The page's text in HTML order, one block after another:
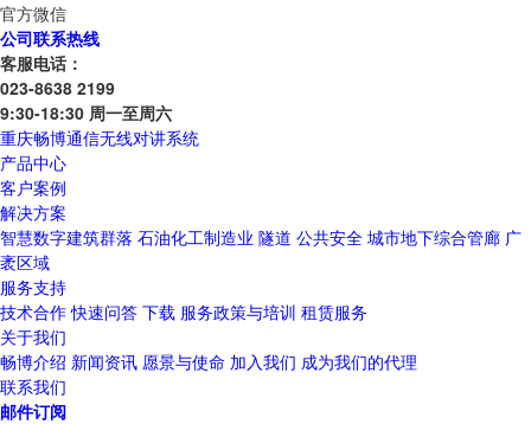
官方微信
公司联系热线
客服电话：
023-8638 2199
9:30-18:30 周一至周六
重庆畅博通信无线对讲系统
产品中心
客户案例
解决方案
智慧数字建筑群落 石油化工制造业 隧道 公共安全 城市地下综合管廊 广
袤区域
服务支持
技术合作 快速问答 下载 服务政策与培训 租赁服务
关于我们
畅博介绍 新闻资讯 愿景与使命 加入我们 成为我们的代理
联系我们
邮件订阅